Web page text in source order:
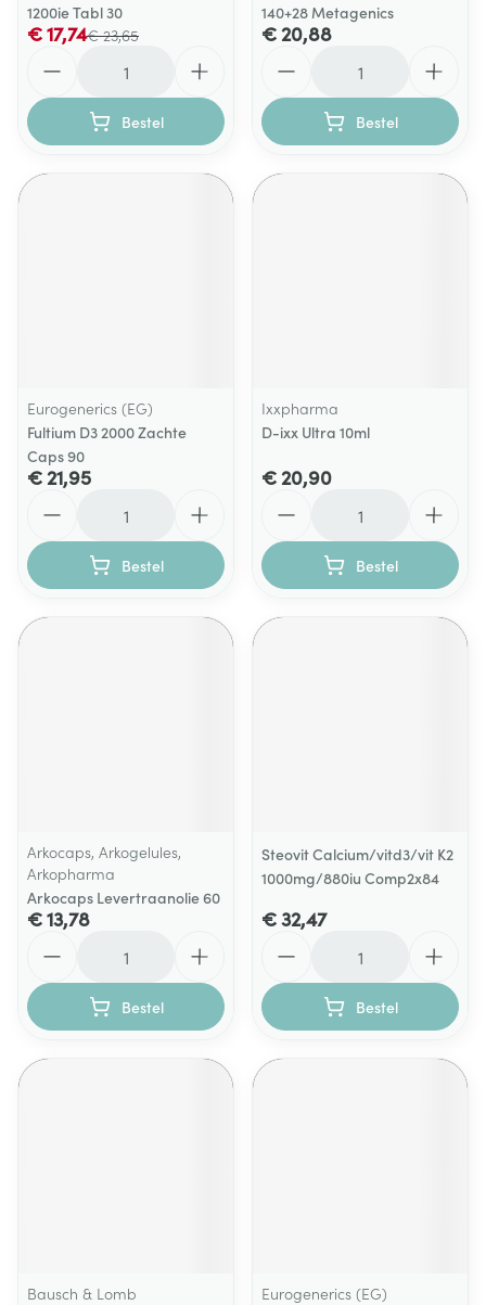
1200ie Tabl 30
€ 23,65
€ 17,74
Bestel
140+28 Metagenics
€ 20,88
Bestel
Eurogenerics (EG)
Fultium D3 2000 Zachte
Caps 90
€ 21,95
Bestel
Ixxpharma
D-ixx Ultra 10ml
€ 20,90
Bestel
Arkocaps, Arkogelules,
Arkopharma
Arkocaps Levertraanolie 60
€ 13,78
Bestel
Steovit Calcium/vitd3/vit K2
1000mg/880iu Comp2x84
€ 32,47
Bestel
Bausch & Lomb
Eurogenerics (EG)